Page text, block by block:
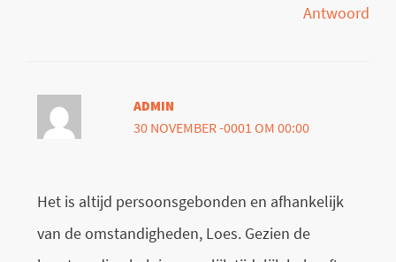
Antwoord
ADMIN
30 NOVEMBER -0001 OM 00:00
Het is altijd persoonsgebonden en afhankelijk
van de omstandigheden, Loes. Gezien de